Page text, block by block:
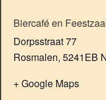
Biercafé en
Dorpsstraat 77
Rosmalen, 5241EB
+ Google Maps